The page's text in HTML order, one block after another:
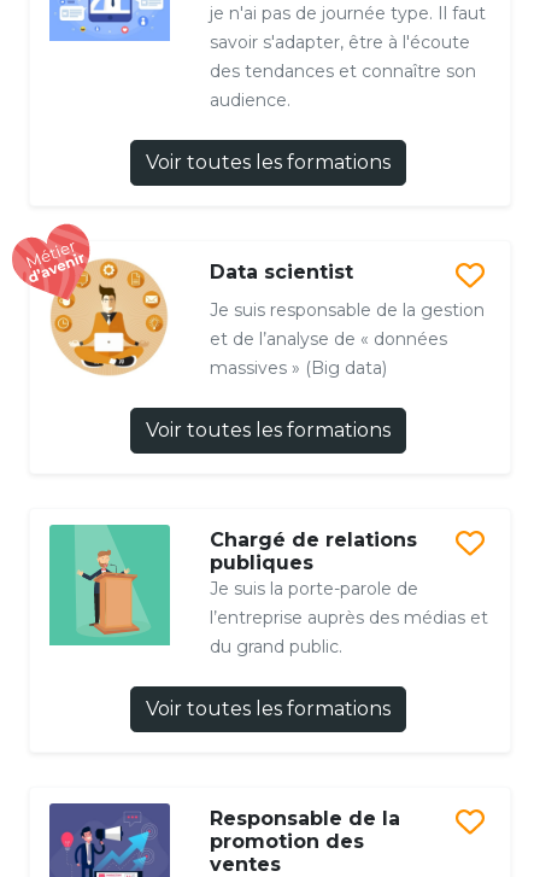
je n'ai pas de journée type. Il faut
savoir s'adapter, être à l'écoute
des tendances et connaître son
audience.
Voir toutes les formations
Data scientist
Je suis responsable de la gestion
et de l’analyse de « données
massives » (Big data)
Voir toutes les formations
Chargé de relations
publiques
Je suis la porte-parole de
l’entreprise auprès des médias et
du grand public.
Voir toutes les formations
Responsable de la
promotion des
ventes